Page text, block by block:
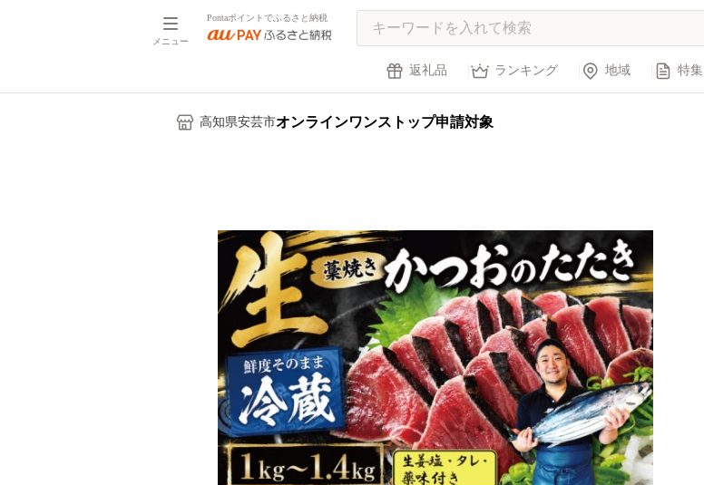
メニュー
Pontaポイントでふるさと納税
返礼品 ランキング 地域 特集
高知県安芸市オンラインワンストップ申請対象